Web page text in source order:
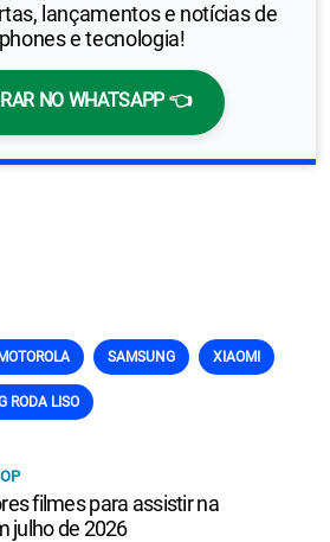
lançamentos e notícias de
e tecnologia!
NO WHATSAPP 👈
MOTOROLA SAMSUNG XIAOMI
RODA LISO
filmes para assistir na
julho de 2026